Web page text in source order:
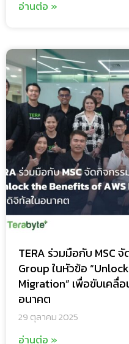
อ่านต่อ »
TERA ร่วมมือกับ MSC
Group ในหัวข้อ
Migration” เพื่อขับเคลื่
อนาคต
29 ตุลาคม 2025
อ่านต่อ »